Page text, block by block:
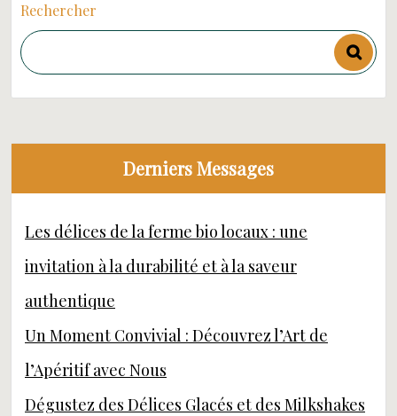
Rechercher
Derniers Messages
Les délices de la ferme bio locaux : une
invitation à la durabilité et à la saveur
authentique
Un Moment Convivial : Découvrez l’Art de
l’Apéritif avec Nous
Dégustez des Délices Glacés et des Milkshakes